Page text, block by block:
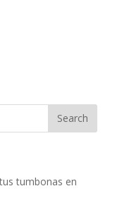
tumbonas en